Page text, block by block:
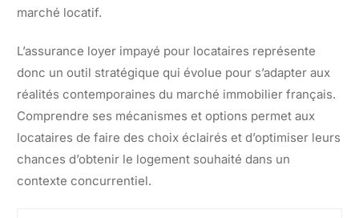
marché locatif.
L’assurance loyer impayé pour locataires représente
donc un outil stratégique qui évolue pour s’adapter aux
réalités contemporaines du marché immobilier français.
Comprendre ses mécanismes et options permet aux
locataires de faire des choix éclairés et d’optimiser leurs
chances d’obtenir le logement souhaité dans un
contexte concurrentiel.